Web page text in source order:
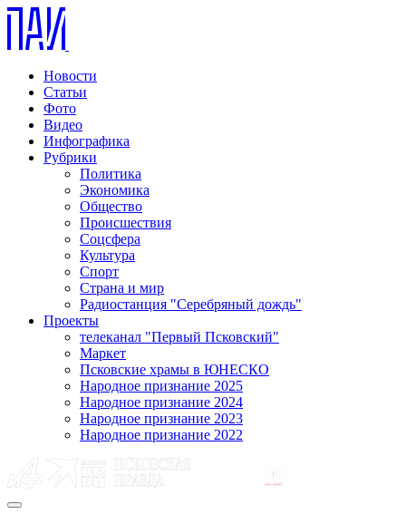
Новости
Статьи
Фото
Видео
Инфографика
Рубрики
Политика
Экономика
Общество
Происшествия
Соцсфера
Культура
Спорт
Страна и мир
Радиостанция "Серебряный дождь"
Проекты
телеканал "Первый Псковский"
Маркет
Псковские храмы в ЮНЕСКО
Народное признание 2025
Народное признание 2024
Народное признание 2023
Народное признание 2022